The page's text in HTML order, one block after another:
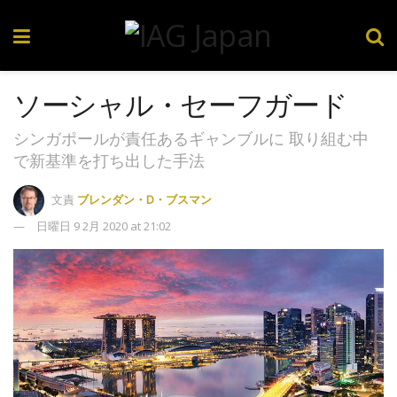
ソーシャル・セーフガード
シンガポールが責任あるギャンブルに 取り組む中
で新基準を打ち出した手法
文責 ブレンダン・D・ブスマン
日曜日 9 2月 2020 at 21:02